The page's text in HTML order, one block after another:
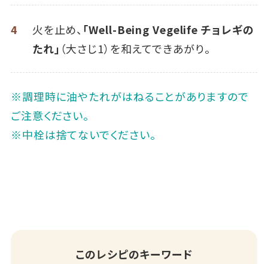
4 火を止め、 「Well-Being Vegelife チョレギの
たれ」 （大さじ1）を和えてできあがり。
※調理時に油やたれがはねることがありますので
ご注意ください。
※中栓は捨てないでください。
このレシピのキーワード